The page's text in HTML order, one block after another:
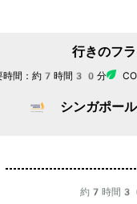
行きのフ
時間： 約7時間30分
シンガポー
約7時間